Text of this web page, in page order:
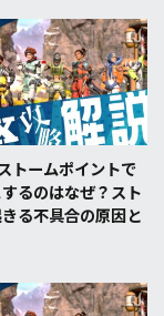
トームポイントで
るのはなぜ？スト
る不具合の原因と